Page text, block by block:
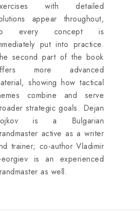
with detailed
appear throughout,
every concept is
put into practice.
second part of the book
more advanced
showing how tactical
combine and serve
strategic goals. Dejan
is a Bulgarian
active as a writer
trainer; co-author Vladimir
is an experienced
as well.